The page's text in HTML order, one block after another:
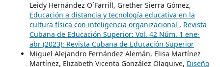
Leidy Hernández O´Farrill, Grether Sierra Gómez,
Educación a distancia y tecnología educativa en la
cultura física con inteligencia organizacional , Revista
Cubana de Educación Superior: Vol. 42 Núm. 1 ene-
abr (2023): Revista Cubana de Educación Superior
Miguel Alejandro Fernández Alemán, Elisa Martínez
Martínez, Elizabeth Vicenta González Olaguive, Diseño